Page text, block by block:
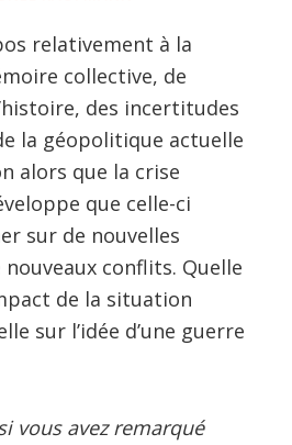
relativement à la
collective, de
des incertitudes
la géopolitique actuelle
alors que la crise
que celle-ci
sur de nouvelles
conflits. Quelle
de la situation
sur l’idée d’une guerre
vous avez remarqué